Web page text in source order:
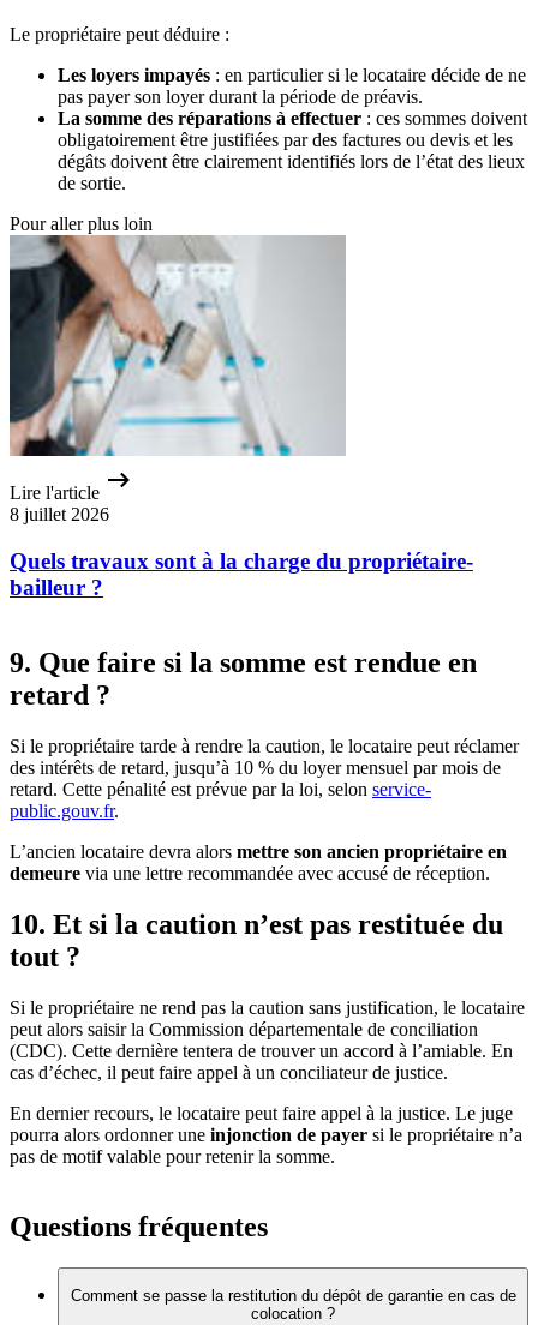
Le propriétaire peut déduire :
Les loyers impayés : en particulier si le locataire décide de ne
pas payer son loyer durant la période de préavis.
La somme des réparations à effectuer : ces sommes doivent
obligatoirement être justifiées par des factures ou devis et les
dégâts doivent être clairement identifiés lors de l’état des lieux
de sortie.
Pour aller plus loin
Lire l'article
8 juillet 2026
Quels travaux sont à la charge du propriétaire-
bailleur ?
9. Que faire si la somme est rendue en
retard ?
Si le propriétaire tarde à rendre la caution, le locataire peut réclamer
des intérêts de retard, jusqu’à 10 % du loyer mensuel par mois de
retard. Cette pénalité est prévue par la loi, selon service-
public.gouv.fr.
L’ancien locataire devra alors mettre son ancien propriétaire en
demeure via une lettre recommandée avec accusé de réception.
10. Et si la caution n’est pas restituée du
tout ?
Si le propriétaire ne rend pas la caution sans justification, le locataire
peut alors saisir la Commission départementale de conciliation
(CDC). Cette dernière tentera de trouver un accord à l’amiable. En
cas d’échec, il peut faire appel à un conciliateur de justice.
En dernier recours, le locataire peut faire appel à la justice. Le juge
pourra alors ordonner une injonction de payer si le propriétaire n’a
pas de motif valable pour retenir la somme.
Questions fréquentes
Comment se passe la restitution du dépôt de garantie en cas de
colocation ?